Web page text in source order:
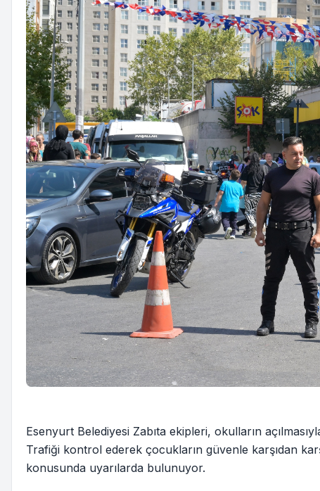
Esenyurt Belediyesi Zabıta ekipleri, okulların
Trafiği kontrol ederek çocukların güvenle karşıdan
konusunda uyarılarda bulunuyor.